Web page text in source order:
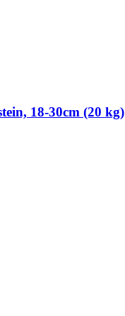
18-​30cm (20 kg)